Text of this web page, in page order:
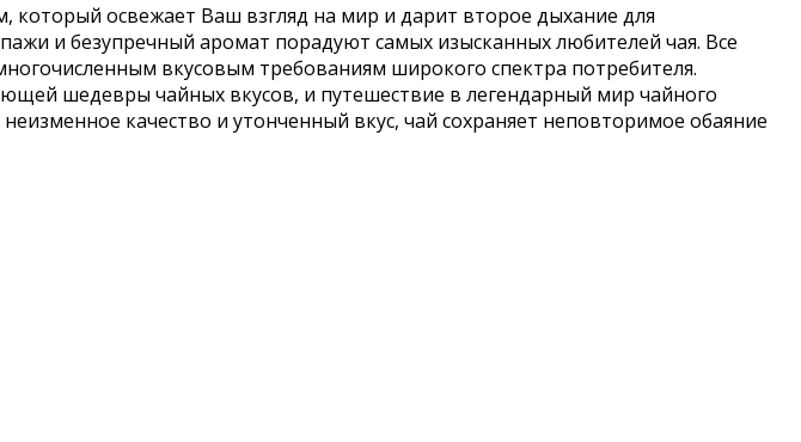
освежает Ваш взгляд на мир и дарит второе дыхание для
и безупречный аромат порадуют самых изысканных любителей чая. Все
вкусовым требованиям широкого спектра потребителя.
шедевры чайных вкусов, и путешествие в легендарный мир чайного
качество и утонченный вкус, чай сохраняет неповторимое обаяние